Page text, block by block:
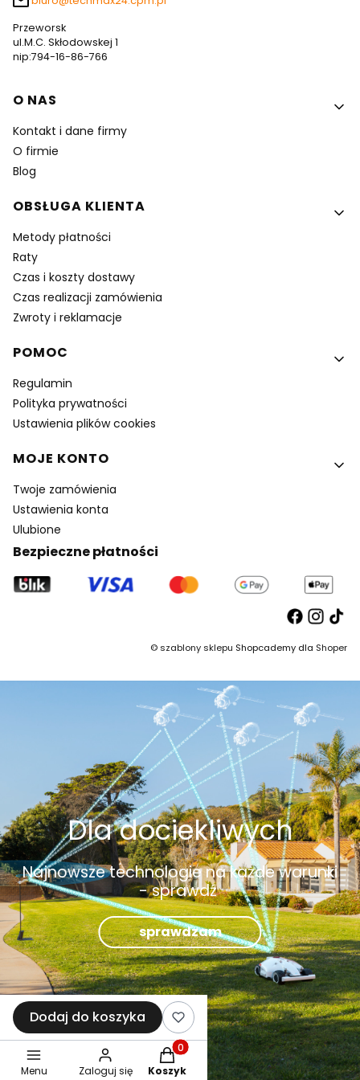
Przeworsk
ul.M.C. Skłodowskej 1
nip:794-16-86-766
Linki w stopce
O NAS
Kontakt i dane firmy
O firmie
Blog
OBSŁUGA KLIENTA
Metody płatności
Raty
Czas i koszty dostawy
Czas realizacji zamówienia
Zwroty i reklamacje
POMOC
Regulamin
Polityka prywatności
Ustawienia plików cookies
MOJE KONTO
Twoje zamówienia
Ustawienia konta
Ulubione
Bezpieczne płatności
©szablony sklepu Shopcademy dla Shoper
Dla dociekliwych
Najnowsze technologie na każde warunki
- sprawdź
sprawdzam
Dodaj do koszyka
Menu Zaloguj się
Produkty w koszyku: 0. Zobacz
Koszyk